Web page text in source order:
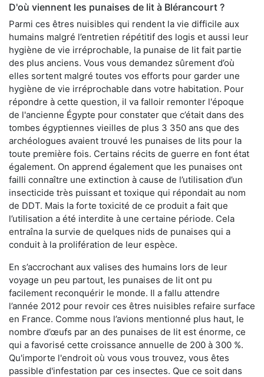
D'où viennent les punaises de lit à Blérancourt ?
Parmi ces êtres nuisibles qui rendent la vie difficile aux
humains malgré l’entretien répétitif des logis et aussi leur
hygiène de vie irréprochable, la punaise de lit fait partie
des plus anciens. Vous vous demandez sûrement d’où
elles sortent malgré toutes vos efforts pour garder une
hygiène de vie irréprochable dans votre habitation. Pour
répondre à cette question, il va falloir remonter l'époque
de l'ancienne Égypte pour constater que c’était dans des
tombes égyptiennes vieilles de plus 3 350 ans que des
archéologues avaient trouvé les punaises de lits pour la
toute première fois. Certains récits de guerre en font état
également. On apprend également que les punaises ont
failli connaître une extinction à cause de l’utilisation d’un
insecticide très puissant et toxique qui répondait au nom
de DDT. Mais la forte toxicité de ce produit a fait que
l’utilisation a été interdite à une certaine période. Cela
entraîna la survie de quelques nids de punaises qui a
conduit à la prolifération de leur espèce.
En s’accrochant aux valises des humains lors de leur
voyage un peu partout, les punaises de lit ont pu
facilement reconquérir le monde. Il a fallu attendre
l’année 2012 pour revoir ces êtres nuisibles refaire surface
en France. Comme nous l’avions mentionné plus haut, le
nombre d’œufs par an des punaises de lit est énorme, ce
qui a favorisé cette croissance annuelle de 200 à 300 %.
Qu'importe l'endroit où vous vous trouvez, vous êtes
passible d'infestation par ces insectes. Que ce soit dans